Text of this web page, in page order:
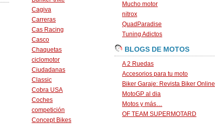
Cagiva
Carreras
Cas Racing
Casco
Chaquetas
ciclomotor
Ciudadanas
Classic
Cobra USA
Coches
competición
Concept Bikes
Mucho motor
nitrox
QuadParadise
Tuning Adictos
BLOGS DE MOTOS
A 2 Ruedas
Accesorios para tu moto
Biker Garaje: Revista Biker Online
MotoGP al dia
Motos y más…
OF TEAM SUPERMOTARD